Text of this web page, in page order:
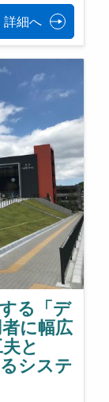
詳細へ
る「デ
に幅広
と
システ